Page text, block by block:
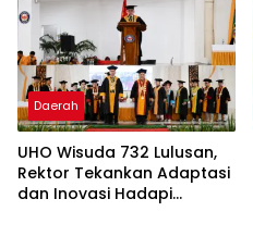
Daerah
UHO Wisuda 732 Lulusan,
Rektor Tekankan Adaptasi
dan Inovasi Hadapi